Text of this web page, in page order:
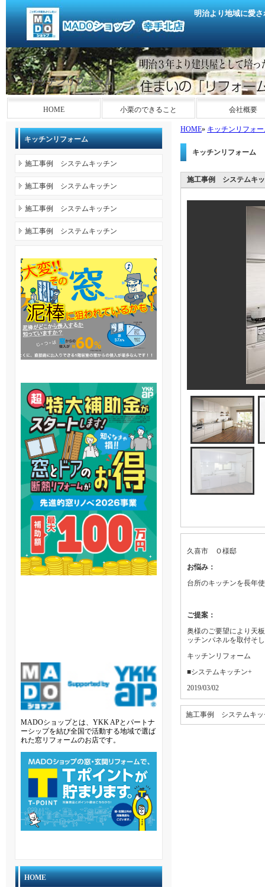
明治より地域に愛
キッチンリフォーム
HOME 小栗のできること 会社概要
HOME» キッチンリフォ
キッチンリフォーム
施工事例 システムキ
久喜市 Ｏ様邸
お悩み：
台所のキッチンを長年
ご提案：
奥様のご要望により天
ッチンパネルを取付そ
キッチンリフォーム
■システムキッチン+
2019/03/02
施工事例 システムキッ
キッチンリフォーム
施工事例 システムキッチン
施工事例 システムキッチン
施工事例 システムキッチン
施工事例 システムキッチン
MADOショップとは、YKK APとパートナ
ーシップを結び全国で活動する地域で選ば
れた窓リフォームのお店です。
HOME